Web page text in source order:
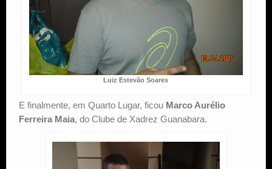
Luiz Estevão Soares
E finalmente, em Quarto Lugar, ficou Marco Aurélio
Ferreira Maia, do Clube de Xadrez Guanabara.